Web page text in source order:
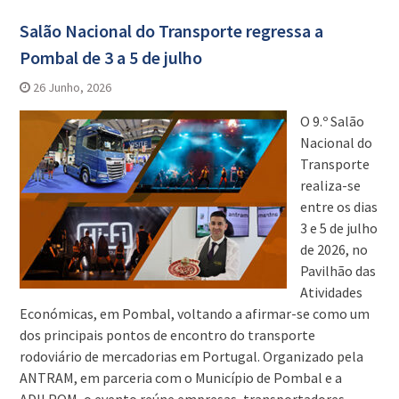
Salão Nacional do Transporte regressa a
Pombal de 3 a 5 de julho
26 Junho, 2026
O 9.º Salão
Nacional do
Transporte
realiza-se
entre os dias
3 e 5 de julho
de 2026, no
Pavilhão das
Atividades
Económicas, em Pombal, voltando a afirmar-se como um
dos principais pontos de encontro do transporte
rodoviário de mercadorias em Portugal. Organizado pela
ANTRAM, em parceria com o Município de Pombal e a